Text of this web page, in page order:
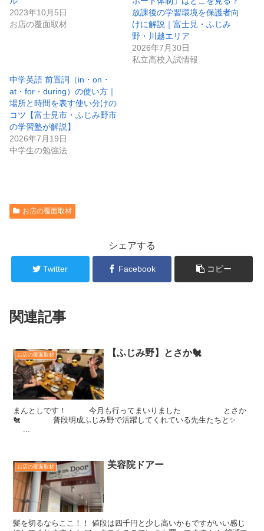
2023年10月5日
お店の覆面取材
放課後の学習環境を保護者向
けに解説｜富士見・ふじみ
野・川越エリア
2026年7月30日
私立高校入試情報
中学英語 前置詞（in・on・
at・for・during）の使い方｜
場所と時間を表す使い分けの
コツ【富士見市・ふじみ野市
の学習塾が解説】
2026年7月19日
中学生の勉強法
お店の覆面取材
シェアする
Twitter Facebook コピー
関連記事
お店の覆面取材 【ふじみ野】とさか🐔
まんとしです！ 今月も行ってまいりました とさか
🐔 普段明成ふじみ野で活躍してくれている先生たちと✨
...
お店の覆面取材 美容院ドアー
髪を切るならここ！！ 値段は四千円と少し高いかもですがいい感じ